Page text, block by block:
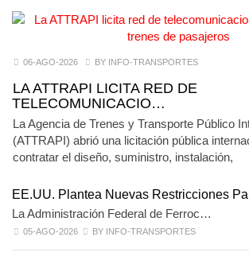
06-AGO-2026 BY INFO-TRANSPORTES
LA ATTRAPI LICITA RED DE
TELECOMUNICACIO…
La Agencia de Trenes y Transporte Público
(ATTRAPI) abrió una licitación pública
contratar el diseño, suministro, instalación,
EE.UU. Plantea Nuevas Restricciones
La Administración Federal de Ferroc…
05-AGO-2026 BY INFO-TRANSPORTES